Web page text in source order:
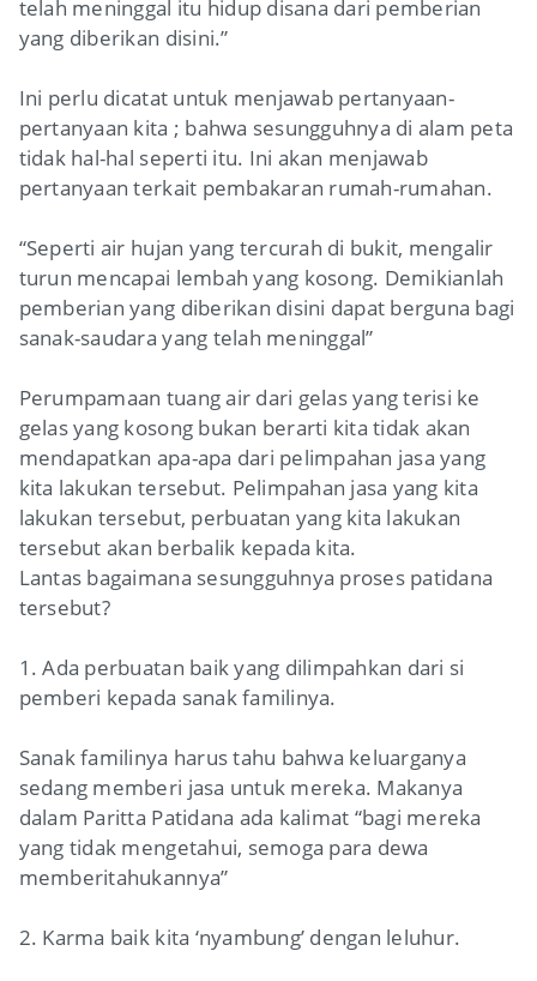
telah meninggal itu hidup disana dari pemberian
yang diberikan disini.”
Ini perlu dicatat untuk menjawab pertanyaan-
pertanyaan kita ; bahwa sesungguhnya di alam peta
tidak hal-hal seperti itu. Ini akan menjawab
pertanyaan terkait pembakaran rumah-rumahan.
“Seperti air hujan yang tercurah di bukit, mengalir
turun mencapai lembah yang kosong. Demikianlah
pemberian yang diberikan disini dapat berguna bagi
sanak-saudara yang telah meninggal”
Perumpamaan tuang air dari gelas yang terisi ke
gelas yang kosong bukan berarti kita tidak akan
mendapatkan apa-apa dari pelimpahan jasa yang
kita lakukan tersebut. Pelimpahan jasa yang kita
lakukan tersebut, perbuatan yang kita lakukan
tersebut akan berbalik kepada kita.
Lantas bagaimana sesungguhnya proses patidana
tersebut?
1. Ada perbuatan baik yang dilimpahkan dari si
pemberi kepada sanak familinya.
Sanak familinya harus tahu bahwa keluarganya
sedang memberi jasa untuk mereka. Makanya
dalam Paritta Patidana ada kalimat “bagi mereka
yang tidak mengetahui, semoga para dewa
memberitahukannya”
2. Karma baik kita ‘nyambung’ dengan leluhur.